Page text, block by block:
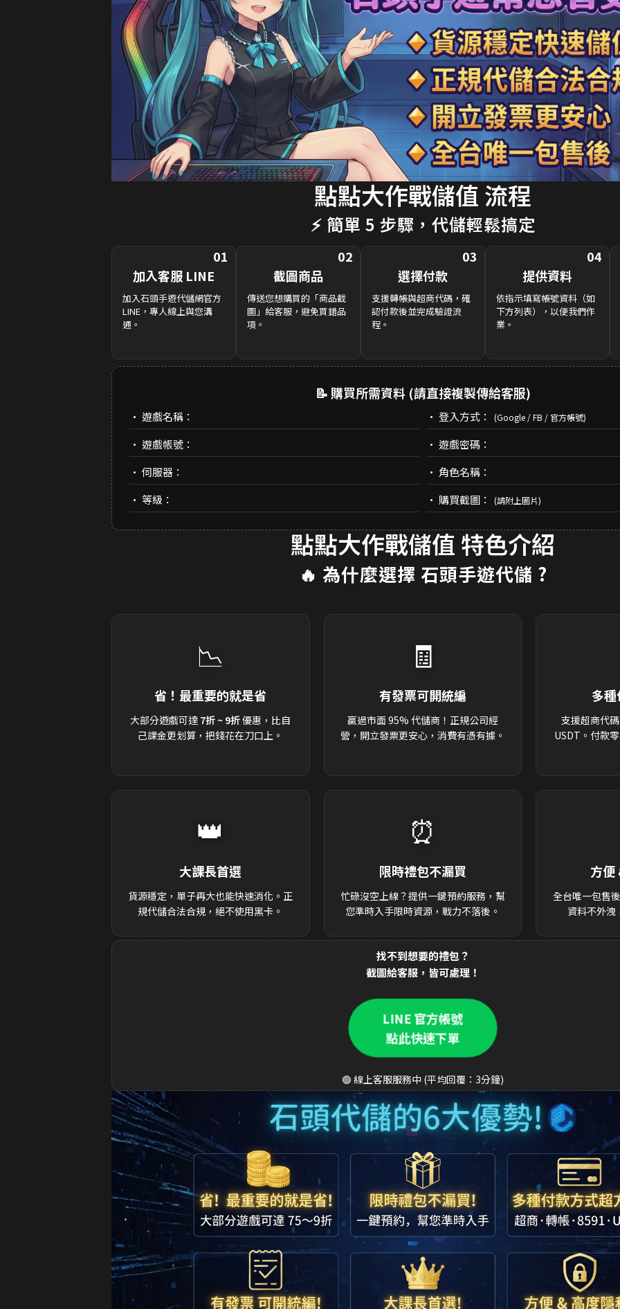
點點大作戰儲值 流程
⚡ 簡單 5 步驟，代儲輕鬆搞定
01
加入客服 LINE
加入石頭手遊代儲網官方
LINE，專人線上與您溝
通。
02
截圖商品
傳送您想購買的「商品截
圖」給客服，避免買錯品
項。
03
選擇付款
支援轉帳與超商代碼，確
認付款後並完成驗證流
程。
04
提供資料
依指示填寫帳號資料（如
下方列表），以便我們作
業。
📝 購買所需資料 (請直接複製傳給客服)
• 遊戲名稱： • 登入方式： (Google / FB / 官方帳號)
• 遊戲帳號：
• 遊戲密碼：
• 伺服器：
• 角色名稱：
• 等級：
• 購買截圖： (請附上圖片)
點點大作戰儲值 特色介紹
🔥 為什麼選擇 石頭手遊代儲 ?
📉
省！最重要的就是省
大部分遊戲可達 7折 ~ 9折優惠，比自
己課金更划算，把錢花在刀口上。
🧾
有發票可開統編
贏過市面 95% 代儲商！正規公司經
營，開立發票更安心，消費有憑有據。
多
支援超商代
USDT。付款
👑
大課長首選
貨源穩定，單子再大也能快速消化。正
規代儲合法合規，絕不使用黑卡。
⏰
限時禮包不漏買
忙碌沒空上線？提供一鍵預約服務，幫
您準時入手限時資源，戰力不落後。
方便
全台唯一包售
資料不外洩
找不到想要的禮包？
截圖給客服，皆可處理！
LINE 官方帳號
點此快速下單
🟢 線上客服服務中 (平均回覆：3分鐘)